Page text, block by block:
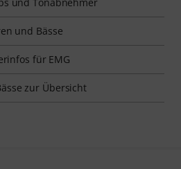
und Bässe
für EMG
zur Übersicht